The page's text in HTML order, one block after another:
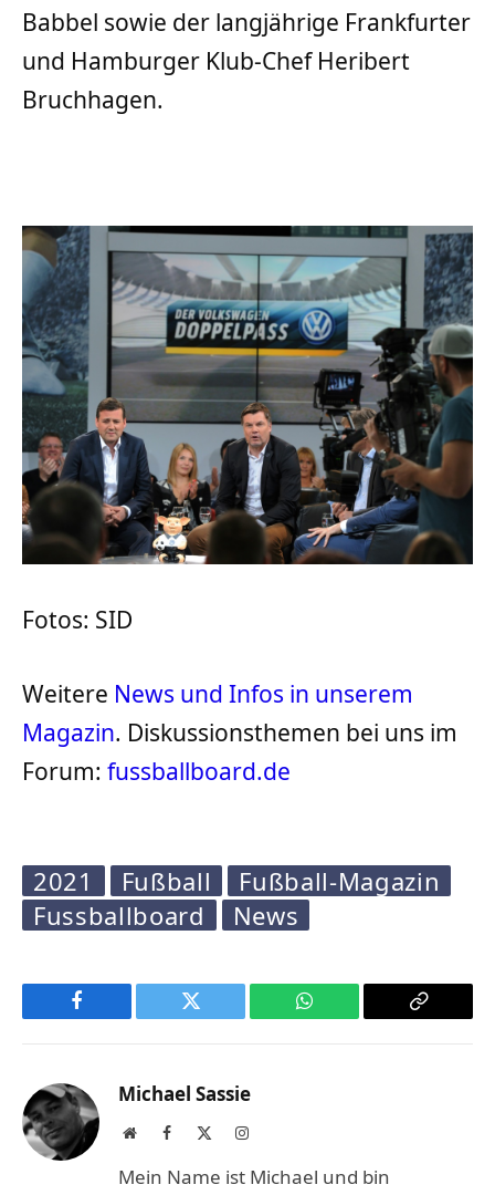
Babbel sowie der langjährige Frankfurter
und Hamburger Klub-Chef Heribert
Bruchhagen.
Fotos: SID
Weitere News und Infos in unserem
Magazin. Diskussionsthemen bei uns im
Forum: fussballboard.de
2021 Fußball
Fußball-Magazin
Fussballboard
News
Facebook Twitter WhatsApp
Copy
Michael Sassie
WebsiteFacebook Instagram
Mein Name ist Michael und bin